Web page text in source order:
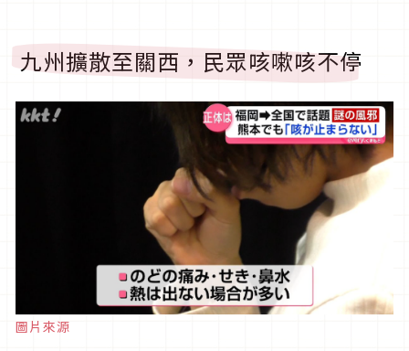
九州擴散至關西，民眾咳嗽咳不停
圖片來源